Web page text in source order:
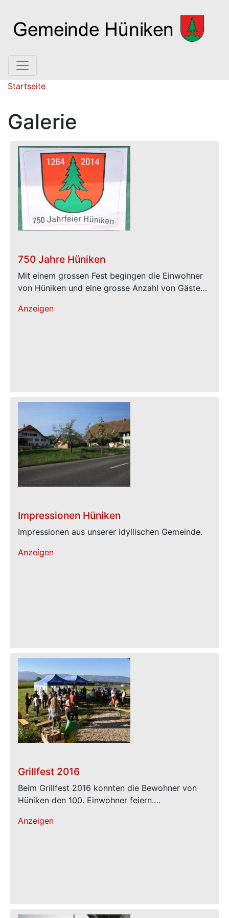
Pfadnavigation
Startseite
Galerie
750 Jahre Hüniken
Mit einem grossen Fest begingen die Einwohner
von Hüniken und eine grosse Anzahl von Gäste…
Anzeigen
Impressionen Hüniken
Impressionen aus unserer idyllischen Gemeinde.
Anzeigen
Grillfest 2016
Beim Grillfest 2016 konnten die Bewohner von
Hüniken den 100. Einwohner feiern.…
Anzeigen